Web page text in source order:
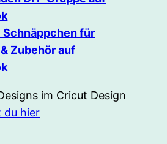
Schnäppchen für
Zubehör auf
im Cricut Design
du hier